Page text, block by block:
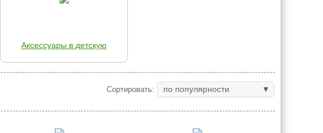
Аксессуары в детскую
Сортировать: по популярности